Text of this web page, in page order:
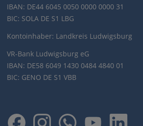
IBAN: DE44 6045 0050 0000 0000 31
BIC: SOLA DE S1 LBG
Kontoinhaber: Landkreis Ludwigsburg
VR-Bank Ludwigsburg eG
IBAN: DE58 6049 1430 0484 4840 01
BIC: GENO DE S1 VBB